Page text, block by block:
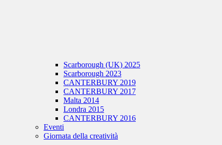
Scarborough (UK) 2025
Scarborough 2023
CANTERBURY 2019
CANTERBURY 2017
Malta 2014
Londra 2015
CANTERBURY 2016
Eventi
Giornata della creatività